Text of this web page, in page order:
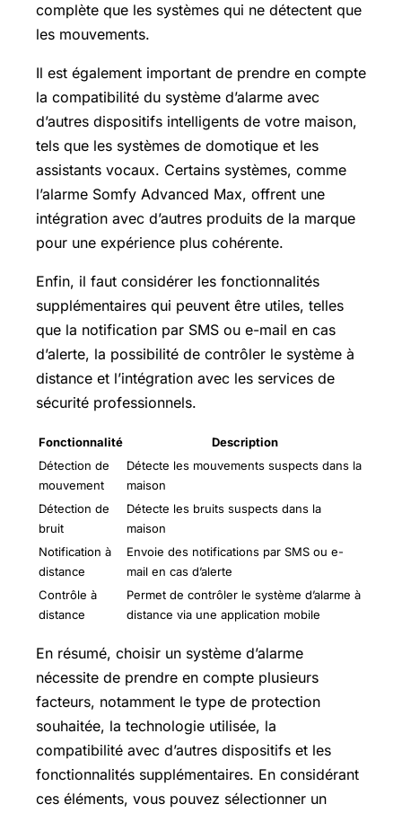
complète que les systèmes qui ne détectent que
les mouvements.
Il est également important de prendre en compte
la compatibilité du système d’alarme avec
d’autres dispositifs intelligents de votre maison,
tels que les systèmes de domotique et les
assistants vocaux. Certains systèmes, comme
l’alarme Somfy Advanced Max, offrent une
intégration avec d’autres produits de la marque
pour une expérience plus cohérente.
Enfin, il faut considérer les fonctionnalités
supplémentaires qui peuvent être utiles, telles
que la notification par SMS ou e-mail en cas
d’alerte, la possibilité de contrôler le système à
distance et l’intégration avec les services de
sécurité professionnels.
Fonctionnalité
Description
Détection de
mouvement
Détecte les mouvements suspects dans la
maison
Détection de
bruit
Détecte les bruits suspects dans la
maison
Notification à
distance
Envoie des notifications par SMS ou e-
mail en cas d’alerte
Contrôle à
distance
Permet de contrôler le système d’alarme à
distance via une application mobile
En résumé, choisir un système d’alarme
nécessite de prendre en compte plusieurs
facteurs, notamment le type de protection
souhaitée, la technologie utilisée, la
compatibilité avec d’autres dispositifs et les
fonctionnalités supplémentaires. En considérant
ces éléments, vous pouvez sélectionner un